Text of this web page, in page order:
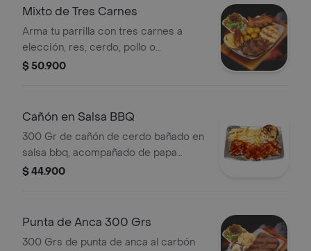
Mixto de Tres Carnes
Arma tu parrilla con tres carnes a
elección, res, cerdo, pollo o
chicharrón; acompañado de un
$ 50.900
Cañón en Salsa BBQ
300 Gr de cañón de cerdo bañado en
salsa bbq, acompañado de papa
francesa, ensalada y arepa de queso.
$ 44.900
Punta de Anca 300 Grs
300 Grs de punta de anca al carbón